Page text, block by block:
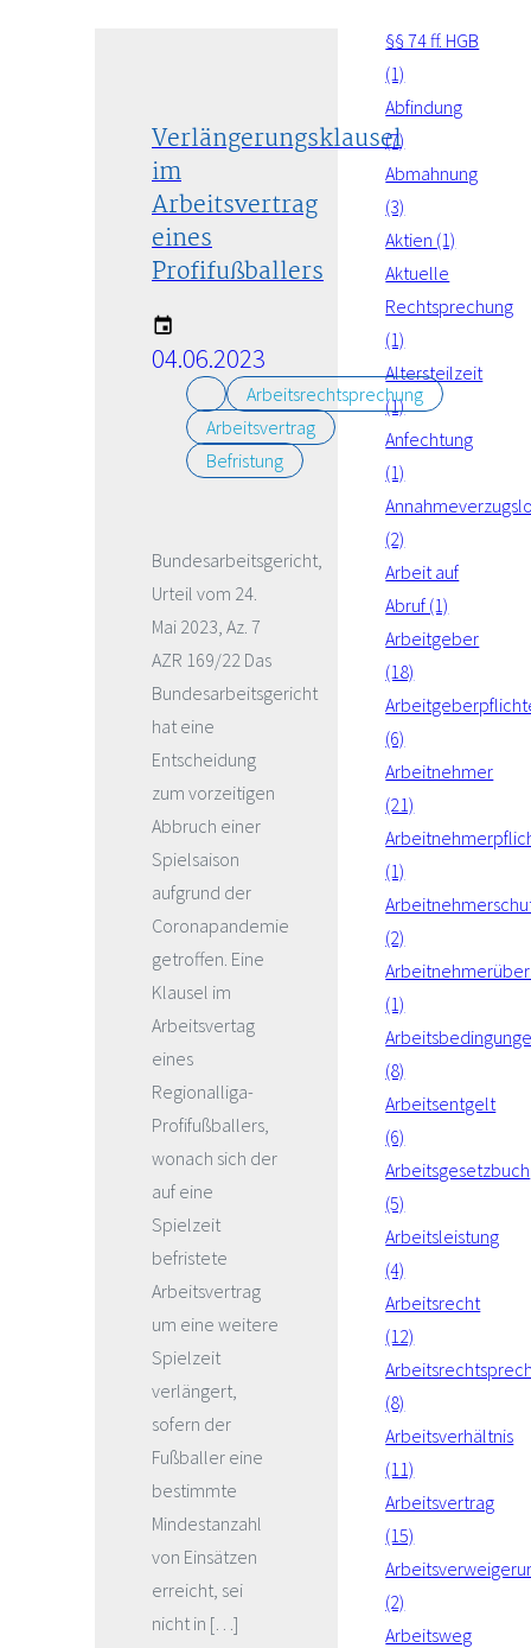
Verlängerungsklausel
im
Arbeitsvertrag
eines
Profifußballers
04.06.2023
Arbeitsrechtsprechung
Arbeitsvertrag
Befristung
Bundesarbeitsgericht,
Urteil vom 24.
Mai 2023, Az. 7
AZR 169/22 Das
Bundesarbeitsgericht
hat eine
Entscheidung
zum vorzeitigen
Abbruch einer
Spielsaison
aufgrund der
Coronapandemie
getroffen. Eine
Klausel im
Arbeitsvertag
eines
Regionalliga-
Profifußballers,
wonach sich der
auf eine
Spielzeit
befristete
Arbeitsvertrag
um eine weitere
Spielzeit
verlängert,
sofern der
Fußballer eine
bestimmte
Mindestanzahl
von Einsätzen
erreicht, sei
nicht in […]
§§ 74 ff. HGB
(1)
Abfindung
(7)
Abmahnung
(3)
Aktien (1)
Aktuelle
Rechtsprechung
(1)
Altersteilzeit
(1)
Anfechtung
(1)
(2)
Arbeit auf
Abruf (1)
Arbeitgeber
(18)
(6)
Arbeitnehmer
(21)
(1)
(2)
(1)
(8)
Arbeitsentgelt
(6)
Arbeitsgesetzbuch
(5)
Arbeitsleistung
(4)
Arbeitsrecht
(12)
(8)
Arbeitsverhältnis
(11)
Arbeitsvertrag
(15)
(2)
Arbeitsweg